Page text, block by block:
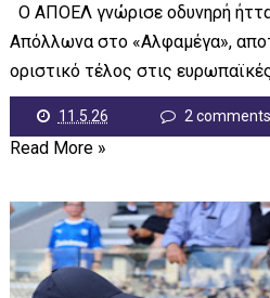
Ο ΑΠΟΕΛ γνώρισε οδυνηρή
Απόλλωνα στο «Αλφαμέγα»,
οριστικό τέλος στις
11.5.26
2 comments
Read More »